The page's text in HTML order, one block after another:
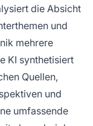
die Absicht
und
mehrere
KI synthetisiert
Quellen,
und
umfassende